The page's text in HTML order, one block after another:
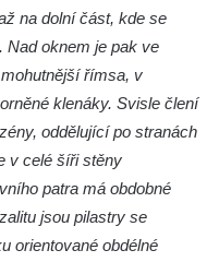
dnes
Brodě
na dolní část, kde se
Nad oknem je pak ve
římsa, v
klenáky. Svisle člení
oddělující po stranách
v celé šíři stěny
patra má obdobné
jsou pilastry se
orientované obdélné